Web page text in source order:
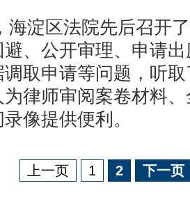
海淀区法院先后召开
、公开审理、申请
取申请等问题，听
为律师审阅案卷材料
像提供便利。
上一页 1 2 下一页